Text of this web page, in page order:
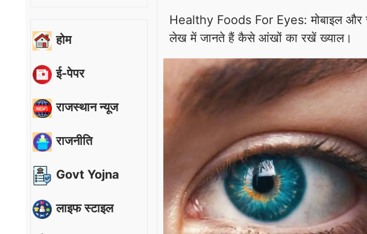
होम
ई-पेपर
राजस्थान न्यूज
राजनीति
Govt Yojna
लाइफ स्टाइल
Healthy Foods For Eyes: मोबाइल और
लेख में जानते हैं कैसे आंखों का रखें ख्याल।